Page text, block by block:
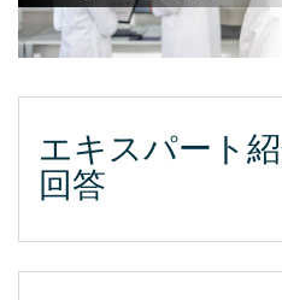
エキスパート
回答